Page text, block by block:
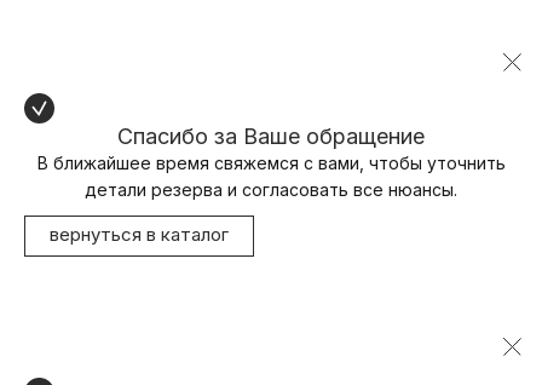
Спасибо за Ваше обращение
В ближайшее время свяжемся с вами, чтобы уточнить
детали резерва и согласовать все нюансы.
вернуться в каталог